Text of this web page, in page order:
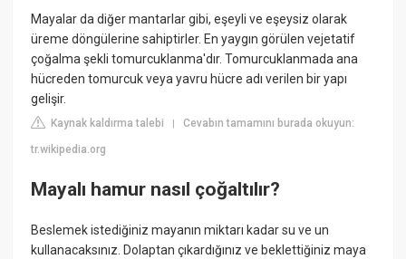
Mayalar da diğer mantarlar gibi, eşeyli ve eşeysiz olarak
üreme döngülerine sahiptirler. En yaygın görülen vejetatif
çoğalma şekli tomurcuklanma'dır. Tomurcuklanmada ana
hücreden tomurcuk veya yavru hücre adı verilen bir yapı
gelişir.
Kaynak kaldırma talebi |Cevabın tamamını burada okuyun:
tr.wikipedia.org
Mayalı hamur nasıl çoğaltılır?
Beslemek istediğiniz mayanın miktarı kadar su ve un
kullanacaksınız. Dolaptan çıkardığınız ve beklettiğiniz maya